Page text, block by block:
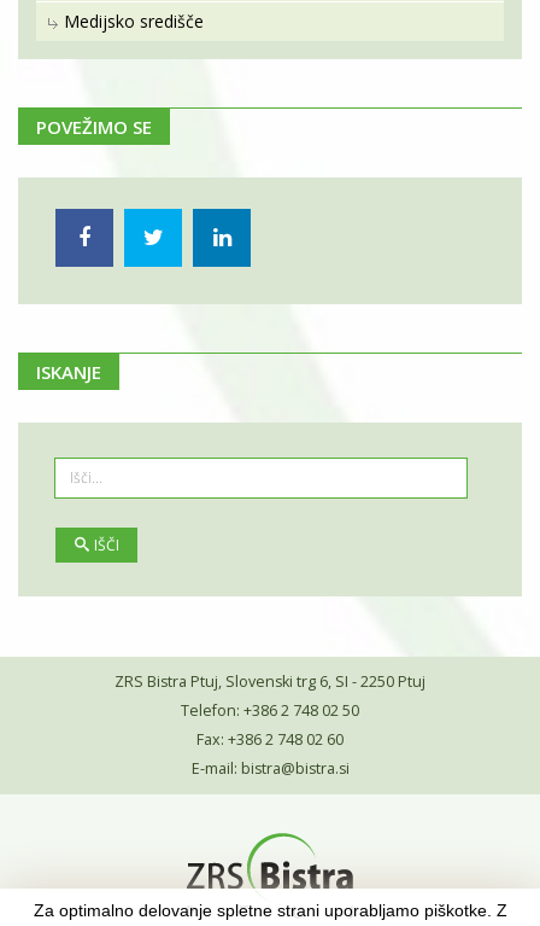
Medijsko središče
POVEŽIMO SE
ISKANJE
IŠČI
ZRS Bistra Ptuj, Slovenski trg 6, SI - 2250 Ptuj
Telefon: +386 2 748 02 50
Fax: +386 2 748 02 60
E-mail: bistra@bistra.si
Za optimalno delovanje spletne strani uporabljamo piškotke. Z